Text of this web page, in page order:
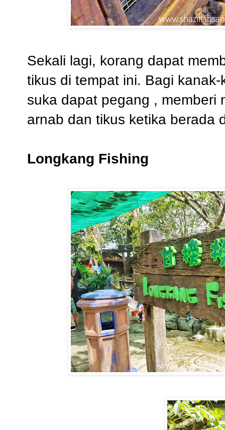
Sekali lagi, korang dapat
tikus di tempat ini. Bagi
suka dapat pegang , memberi
arnab dan tikus ketika berada
Longkang Fishing